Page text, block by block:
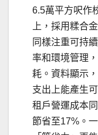
6.5萬平方呎作
上，採用糅合
同樣注重可持
率和環境管理
耗。資料顯示
支出上能產生
租戶營運成本
節省至17%。